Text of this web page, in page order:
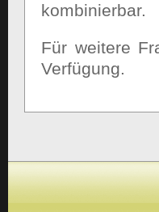
kombinierbar.
Für weitere
Verfügung.